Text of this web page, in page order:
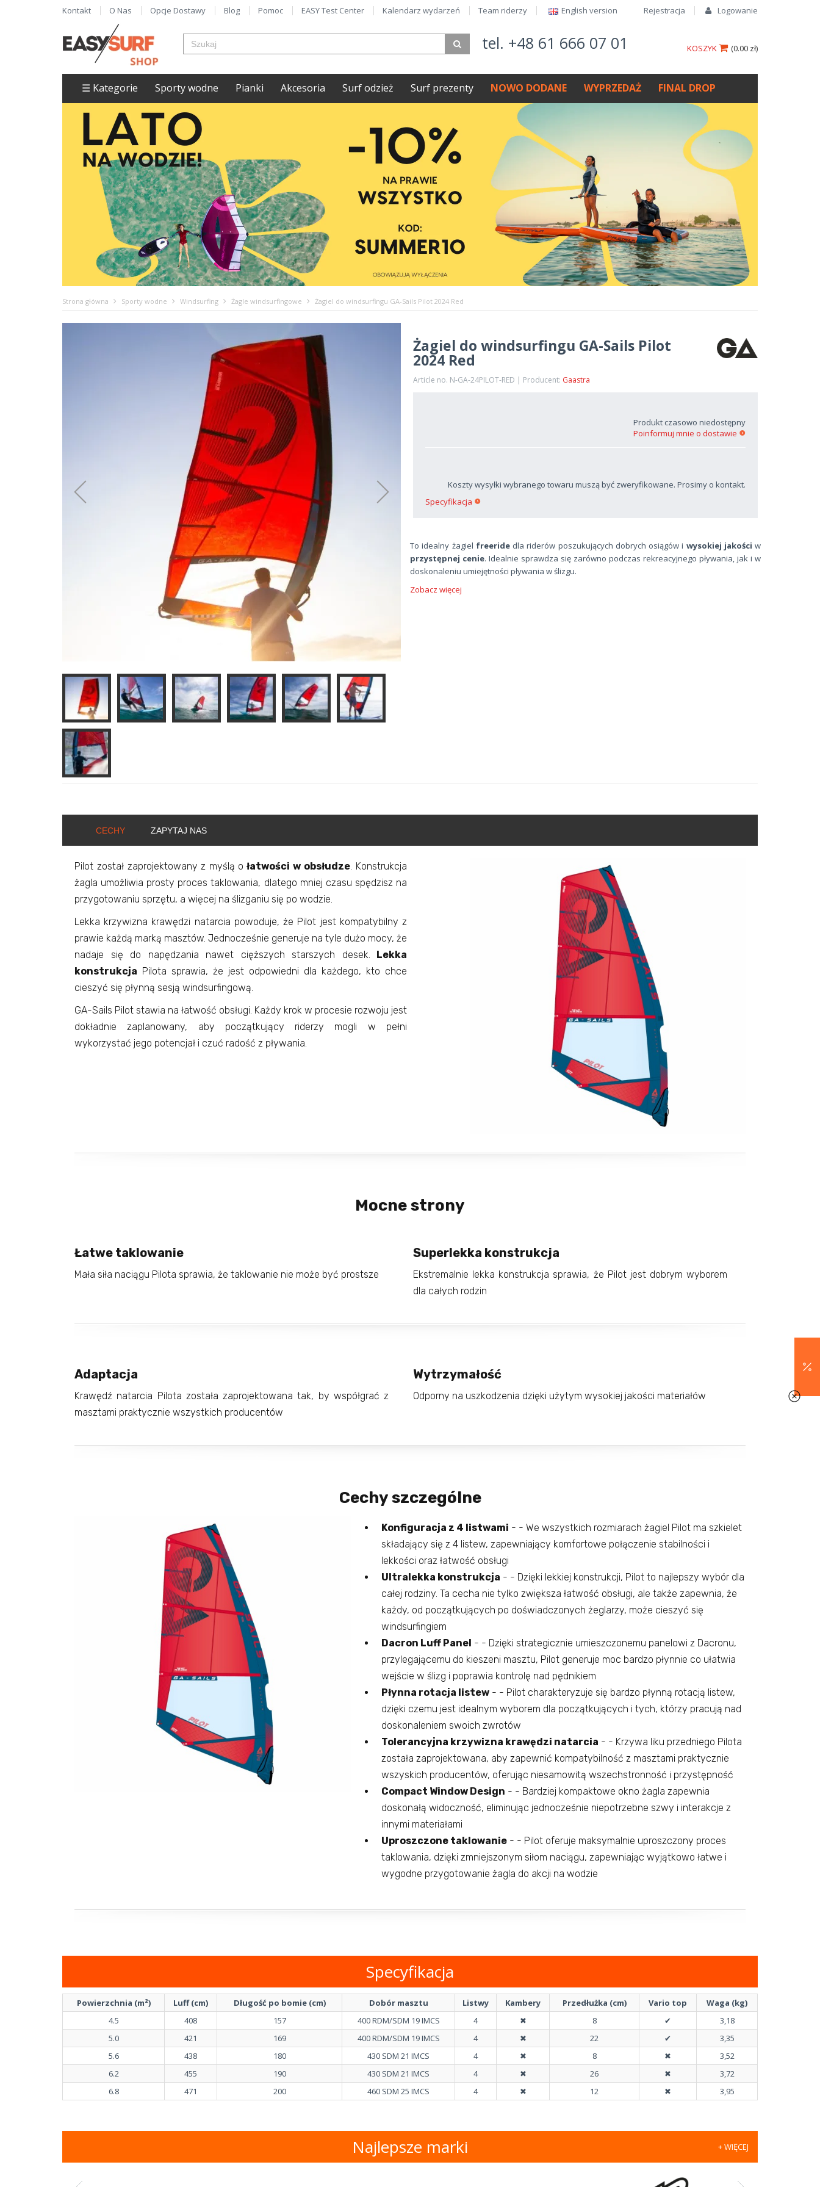
Rejestracja Logowanie
Kontakt O Nas Opcje Dostawy Blog Pomoc EASY Test Center Kalendarz wydarzeń Team riderzy English version​
tel. +48 61 666 07 01 (0.00 zł)
KOSZYK
☰ Kategorie Sporty wodne Pianki Akcesoria Surf odzież Surf prezenty NOWO DODANE WYPRZEDAŻ FINAL DROP
Strona główna Sporty wodne Windsurfing Żagle windsurfingowe Żagiel do windsurfingu GA-Sails Pilot 2024 Red
Żagiel do windsurfingu GA-Sails Pilot
2024 Red
Article no. N-GA-24PILOT-RED | Producent: Gaastra
Produkt czasowo niedostępny
Poinformuj mnie o dostawie
Koszty wysyłki wybranego towaru muszą być zweryfikowane. Prosimy o kontakt.
Specyfikacja
To idealny żagiel freeride dla riderów poszukujących dobrych osiągów i wysokiej jakości w
przystępnej cenie. Idealnie sprawdza się zarówno podczas rekreacyjnego pływania, jak i w
doskonaleniu umiejętności pływania w ślizgu.
Zobacz więcej
CECHY ZAPYTAJ NAS
Pilot został zaprojektowany z myślą o łatwości w obsłudze. Konstrukcja
żagla umożliwia prosty proces taklowania, dlatego mniej czasu spędzisz na
przygotowaniu sprzętu, a więcej na ślizganiu się po wodzie.
Lekka krzywizna krawędzi natarcia powoduje, że Pilot jest kompatybilny z
prawie każdą marką masztów. Jednocześnie generuje na tyle dużo mocy, że
nadaje się do napędzania nawet cięższych starszych desek. Lekka
konstrukcja Pilota sprawia, że ​​jest odpowiedni dla każdego, kto chce
cieszyć się płynną sesją windsurfingową.
GA-Sails Pilot stawia na łatwość obsługi. Każdy krok w procesie rozwoju jest
dokładnie zaplanowany, aby początkujący riderzy mogli w pełni
wykorzystać jego potencjał i czuć radość z pływania.
Mocne strony
Łatwe taklowanie
Mała siła naciągu Pilota sprawia, że taklowanie nie może być prostsze
Superlekka konstrukcja
Ekstremalnie lekka konstrukcja sprawia, że Pilot jest dobrym wyborem
dla całych rodzin
Adaptacja
Krawędź natarcia Pilota została zaprojektowana tak, by współgrać z
masztami praktycznie wszystkich producentów
Wytrzymałość
Odporny na uszkodzenia dzięki użytym wysokiej jakości materiałów
Cechy szczególne
Konfiguracja z 4 listwami - - We wszystkich rozmiarach żagiel Pilot ma szkielet
składający się z 4 listew, zapewniający komfortowe połączenie stabilności i
lekkości oraz łatwość obsługi
Ultralekka konstrukcja - - Dzięki lekkiej konstrukcji, Pilot to najlepszy wybór dla
całej rodziny. Ta cecha nie tylko zwiększa łatwość obsługi, ale także zapewnia, że
każdy, od początkujących po doświadczonych żeglarzy, może cieszyć się
windsurfingiem
Dacron Luff Panel - - Dzięki strategicznie umieszczonemu panelowi z Dacronu,
przylegającemu do kieszeni masztu, Pilot generuje moc bardzo płynnie co ułatwia
wejście w ślizg i poprawia kontrolę nad pędnikiem
Płynna rotacja listew- - Pilot charakteryzuje się bardzo płynną rotacją listew,
dzięki czemu jest idealnym wyborem dla początkujących i tych, którzy pracują nad
doskonaleniem swoich zwrotów
Tolerancyjna krzywizna krawędzi natarcia - - Krzywa liku przedniego Pilota
została zaprojektowana, aby zapewnić kompatybilność z masztami praktycznie
wszyskich producentów, oferując niesamowitą wszechstronność i przystępność
Compact Window Design - - Bardziej kompaktowe okno żagla zapewnia
doskonałą widoczność, eliminując jednocześnie niepotrzebne szwy i interakcje z
innymi materiałami
Uproszczone taklowanie- - Pilot oferuje maksymalnie uproszczony proces
taklowania, dzięki zmniejszonym siłom naciągu, zapewniając wyjątkowo łatwe i
wygodne przygotowanie żagla do akcji na wodzie
Specyfikacja
Powierzchnia (m²) Luff (cm) Długość po bomie (cm) Dobór masztu Listwy Kambery Przedłużka (cm) Vario top
Waga (kg)
4.5
408 157 400 RDM/SDM 19 IMCS 4 ✖ 8 ✔
3,18
5.0
421 169 400 RDM/SDM 19 IMCS 4 ✖ 22 ✔
3,35
5.6
438 180 430 SDM 21 IMCS 4 ✖ 8 ✖
3,52
6.2
455 190 430 SDM 21 IMCS 4 ✖ 26 ✖
3,72
6.8
471 200 460 SDM 25 IMCS 4 ✖ 12 ✖ 3,95
Najlepsze marki + WIĘCEJ